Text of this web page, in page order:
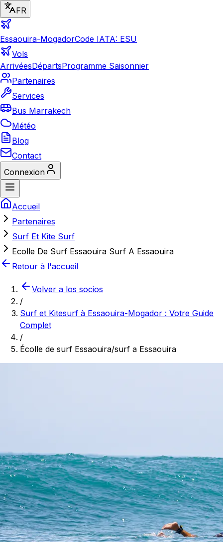
FR
Essaouira-MogadorCode IATA: ESU
Vols
ArrivéesDépartsProgramme Saisonnier
Partenaires
Services
Bus Marrakech
Météo
Blog
Contact
Connexion
Accueil
Partenaires
Surf Et Kite Surf
Ecolle De Surf Essaouira Surf A Essaouira
Retour à l'accueil
Volver a los socios
/
Surf et Kitesurf à Essaouira-Mogador : Votre Guide
Complet
/
Écolle de surf Essaouira/surf a Essaouira